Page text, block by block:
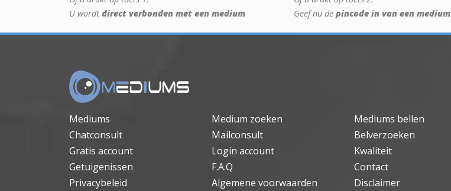
U wordt direct verbonden met een medium
Geef nu de pincode in van een medium
Mediums Medium zoeken
Mediums bellen
Chatconsult
Mailconsult
Belverzoeken
Gratis account
Login account
Kwaliteit
Getuigenissen
F.A.Q
Contact
Privacybeleid
Algemene voorwaarden
Disclaimer